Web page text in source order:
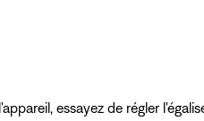
essayez de régler